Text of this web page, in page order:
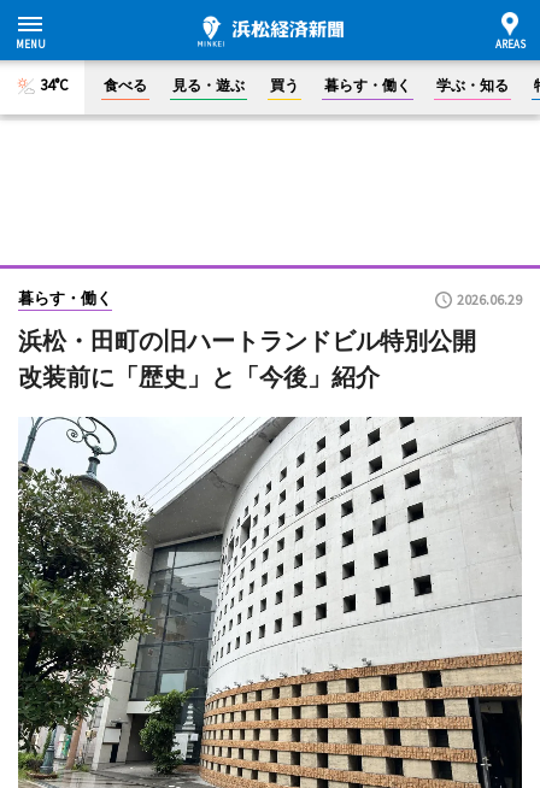
34°C 食べる 見る・遊ぶ 買う 暮らす・働く 学ぶ・知る
暮らす・働く 2026.06.29
浜松・田町の旧ハートランドビル特別公開
改装前に「歴史」と「今後」紹介